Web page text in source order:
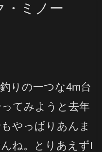
・ミノー
りの一つな4m台
てみようと去年
やっぱりあんま
ね。とりあえずI